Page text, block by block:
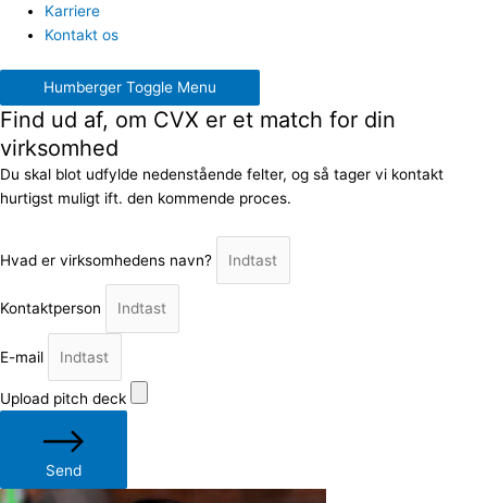
Karriere
Kontakt os
Humberger Toggle Menu
Find ud af, om CVX er et match for din
virksomhed
Du skal blot udfylde nedenstående felter, og så tager vi kontakt
hurtigst muligt ift. den kommende proces.
Hvad er virksomhedens navn?
Kontaktperson
E-mail
Upload pitch deck
Send